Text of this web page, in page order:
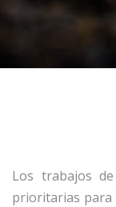
Los trabajos
prioritarias para